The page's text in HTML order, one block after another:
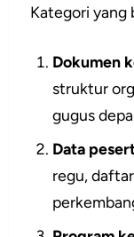
Kategori yang
Dokumen
struktur
gugus
Data
regu,